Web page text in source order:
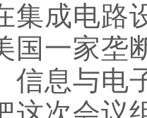
集成电路
国一家垄
信息与电